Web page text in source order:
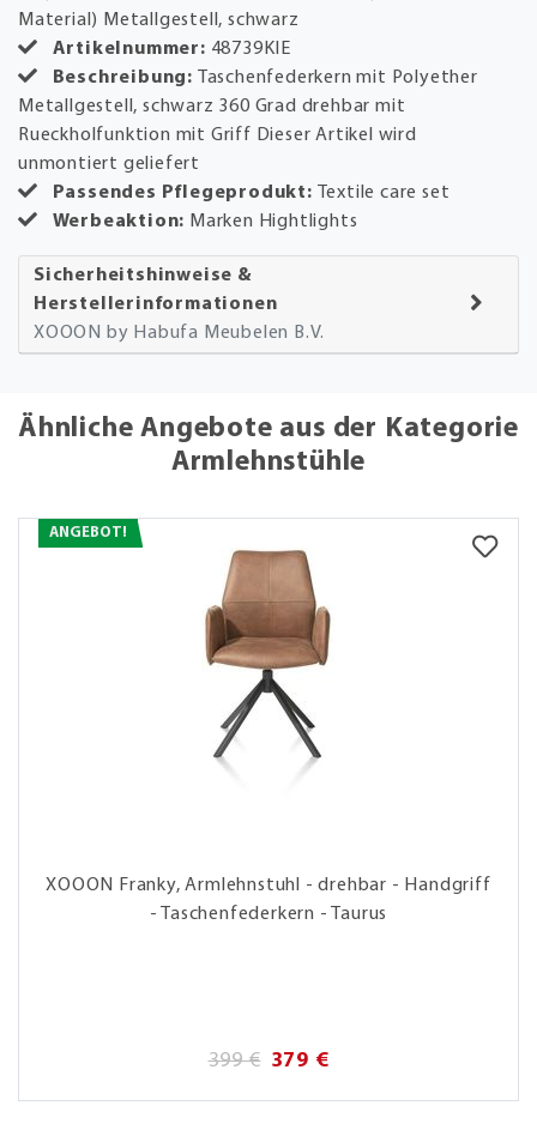
Material) Metallgestell, schwarz
Artikelnummer: 48739KIE
Beschreibung: Taschenfederkern mit Polyether
Metallgestell, schwarz 360 Grad drehbar mit
Rueckholfunktion mit Griff Dieser Artikel wird
unmontiert geliefert
Passendes Pflegeprodukt: Textile care set
Werbeaktion: Marken Hightlights
Sicherheitshinweise &
Herstellerinformationen
XOOON by Habufa Meubelen B.V.
Ähnliche Angebote aus der Kategorie
Armlehnstühle
ANGEBOT!
XOOON Franky, Armlehnstuhl - drehbar - Handgriff
- Taschenfederkern - Taurus
399 € 379 €